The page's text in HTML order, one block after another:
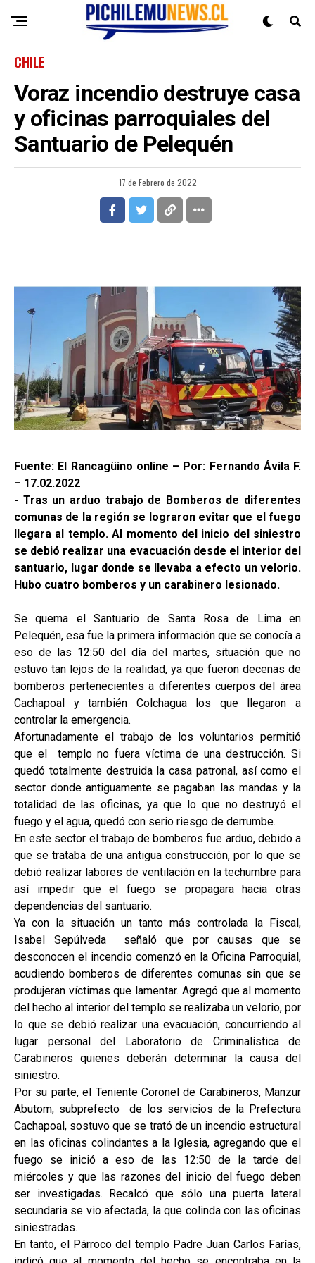
CHILE
Voraz incendio destruye casa
y oficinas parroquiales del
Santuario de Pelequén
17 de Febrero de 2022
Fuente: El Rancagüino online – Por: Fernando Ávila F.
– 17.02.2022
- Tras un arduo trabajo de Bomberos de diferentes
comunas de la región se lograron evitar que el fuego
llegara al templo. Al momento del inicio del siniestro
se debió realizar una evacuación desde el interior del
santuario, lugar donde se llevaba a efecto un velorio.
Hubo cuatro bomberos y un carabinero lesionado.
Se quema el Santuario de Santa Rosa de Lima en
Pelequén, esa fue la primera información que se conocía a
eso de las 12:50 del día del martes, situación que no
estuvo tan lejos de la realidad, ya que fueron decenas de
bomberos pertenecientes a diferentes cuerpos del área
Cachapoal y también Colchagua los que llegaron a
controlar la emergencia.
Afortunadamente el trabajo de los voluntarios permitió
que el templo no fuera víctima de una destrucción. Si
quedó totalmente destruida la casa patronal, así como el
sector donde antiguamente se pagaban las mandas y la
totalidad de las oficinas, ya que lo que no destruyó el
fuego y el agua, quedó con serio riesgo de derrumbe.
En este sector el trabajo de bomberos fue arduo, debido a
que se trataba de una antigua construcción, por lo que se
debió realizar labores de ventilación en la techumbre para
así impedir que el fuego se propagara hacia otras
dependencias del santuario.
Ya con la situación un tanto más controlada la Fiscal,
Isabel Sepúlveda señaló que por causas que se
desconocen el incendio comenzó en la Oficina Parroquial,
acudiendo bomberos de diferentes comunas sin que se
produjeran víctimas que lamentar. Agregó que al momento
del hecho al interior del templo se realizaba un velorio, por
lo que se debió realizar una evacuación, concurriendo al
lugar personal del Laboratorio de Criminalística de
Carabineros quienes deberán determinar la causa del
siniestro.
Por su parte, el Teniente Coronel de Carabineros, Manzur
Abutom, subprefecto de los servicios de la Prefectura
Cachapoal, sostuvo que se trató de un incendio estructural
en las oficinas colindantes a la Iglesia, agregando que el
fuego se inició a eso de las 12:50 de la tarde del
miércoles y que las razones del inicio del fuego deben
ser investigadas. Recalcó que sólo una puerta lateral
secundaria se vio afectada, la que colinda con las oficinas
siniestradas.
En tanto, el Párroco del templo Padre Juan Carlos Farías,